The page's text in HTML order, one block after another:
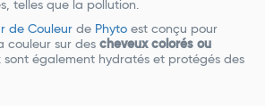
telles que la pollution.
de Couleur de Phyto est conçu pour
couleur sur des cheveux colorés ou
sont également hydratés et protégés des